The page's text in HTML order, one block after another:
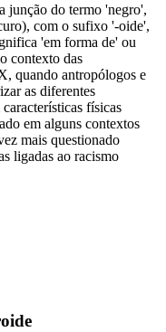
junção do termo 'negro',
com o sufixo '-oide',
'em forma de' ou
contexto das
quando antropólogos e
as diferentes
físicas
em alguns contextos
mais questionado
ligadas ao racismo